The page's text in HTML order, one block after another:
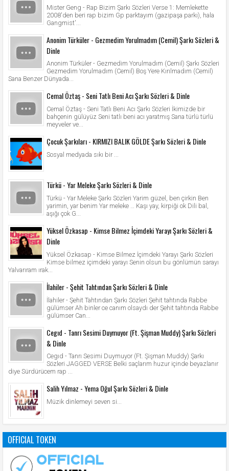
Mister Geng - Rap Bizim Şarkı Sözleri Verse 1: Memlekette
2008'den beri rap bizim Gp parktayım (gazipaşa parkı), hala
Gangmist'...
Anonim Türküler - Gezmedim Yorulmadım (Cemil) Şarkı Sözleri &
Dinle
Anonim Türküler - Gezmedim Yorulmadım (Cemil) Şarkı Sözleri
Gezmedim Yorulmadım (Cemil) Boş Yere Kırılmadım (Cemil)
Sana Benzer Dünyada...
Cemal Öztaş - Seni Tatlı Beni Acı Şarkı Sözleri & Dinle
Cemal Öztaş - Seni Tatlı Beni Acı Şarkı Sözleri İkimizde bir
bahçenin gülüyüz Seni tatlı beni acı yaratmış Sana türlü türlü
meyveler ve...
Çocuk Şarkıları - KIRMIZI BALIK GÖLDE Şarkı Sözleri & Dinle
Sosyal medyada sıkı bir ...
Türkü - Yar Meleke Şarkı Sözleri & Dinle
Türkü - Yar Meleke Şarkı Sözleri Yarim güzel, ben çirkin Ben
yarimin, yar benim Yar meleke … Kaşı yay, kirpiği ok Dili bal,
aşığı çok G...
Yüksel Özkasap - Kimse Bilmez İçimdeki Yarayı Şarkı Sözleri &
Dinle
Yüksel Özkasap - Kimse Bilmez İçimdeki Yarayı Şarkı Sözleri
Kimse bilmez içimdeki yarayı Senin olsun bu gönlümün sarayı
Yalvarıram ırak...
İlahiler - Şehit Tahtından Şarkı Sözleri & Dinle
İlahiler - Şehit Tahtından Şarkı Sözleri Şehit tahtında Rabbe
gülümser Ah binler ce canım olsaydı der Şehit tahtında Rabbe
gülümser Can...
Cegıd - Tanrı Sesimi Duymuyor (Ft. Şişman Muddy) Şarkı Sözleri
& Dinle
Cegıd - Tanrı Sesimi Duymuyor (Ft. Şişman Muddy) Şarkı
Sözleri JAGGED VERSE Belki saçlarım huzur içinde beyazlanır
diye Sürdürücem rap ...
Salih Yılmaz - Yema Oğul Şarkı Sözleri & Dinle
Müzik dinlemeyi seven si...
OFFICIAL TOKEN